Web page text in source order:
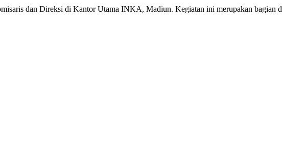
dan Direksi di Kantor Utama INKA, Madiun. Kegiatan ini merupakan bagian d